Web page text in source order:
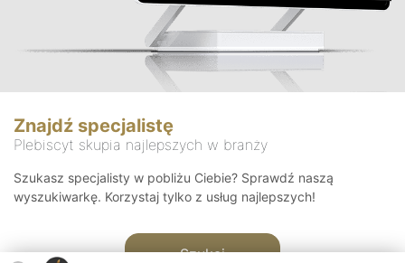
Znajdź specjalistę
Plebiscyt skupia najlepszych w branży
Szukasz specjalisty w pobliżu Ciebie? Sprawdź naszą
wyszukiwarkę. Korzystaj tylko z usług najlepszych!
Szukaj